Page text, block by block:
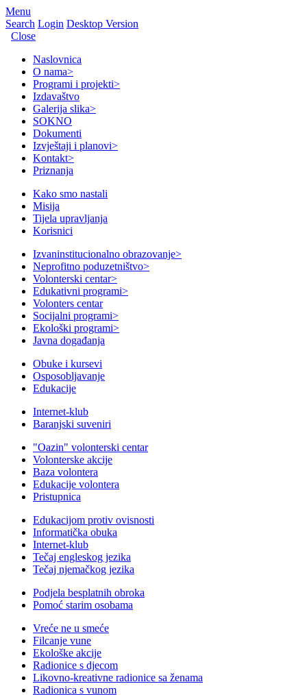
Menu
Search Login Desktop Version
Close
Naslovnica
O nama>
Programi i projekti>
Izdavaštvo
Galerija slika>
SOKNO
Dokumenti
Izvještaji i planovi>
Kontakt>
Priznanja
Kako smo nastali
Misija
Tijela upravljanja
Korisnici
Izvaninstitucionalno obrazovanje>
Neprofitno poduzetništvo>
Volonterski centar>
Edukativni programi>
Volonters centar
Socijalni programi>
Ekološki programi>
Javna događanja
Obuke i kursevi
Osposobljavanje
Edukacije
Internet-klub
Baranjski suveniri
"Oazin" volonterski centar
Volonterske akcije
Baza volontera
Edukacije volontera
Pristupnica
Edukacijom protiv ovisnosti
Informatička obuka
Internet-klub
Tečaj engleskog jezika
Tečaj njemačkog jezika
Podjela besplatnih obroka
Pomoć starim osobama
Vreće ne u smeće
Filcanje vune
Ekološke akcije
Radionice s djecom
Likovno-kreativne radionice sa ženama
Radionica s vunom